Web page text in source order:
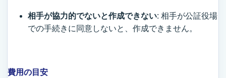
相手が協力的でないと作成できない: 相手が公証役場
での手続きに同意しないと、作成できません。
費用の目安